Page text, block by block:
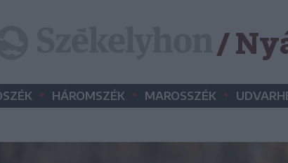
/
• HÁROMSZÉK • MAROSSZÉK •